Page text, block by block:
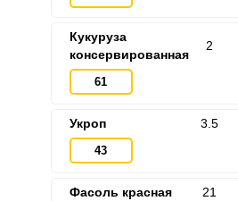
Кукуруза
консервированная
61
2
Укроп
43
3.5
Фасоль красная 21